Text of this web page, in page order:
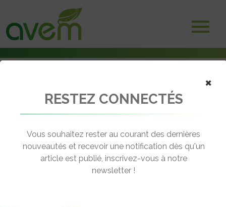
4ème Salon des Véhicules Intermédiaires
← Revenir à l'agenda
4ÈME SALON DES VÉHICULES
×
RESTEZ CONNECTÉS
Vous souhaitez rester au courant des dernières
nouveautés et recevoir une notification dès qu'un
article est publié, inscrivez-vous à notre
newsletter !